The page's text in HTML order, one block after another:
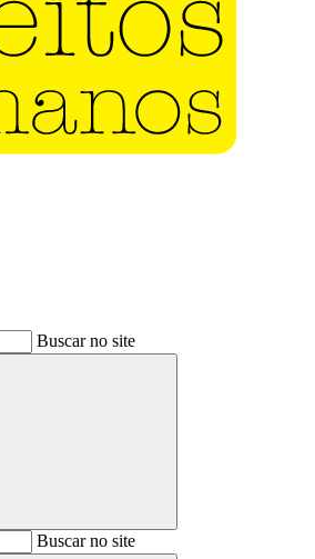
Buscar no site
BuscarBuscar no site